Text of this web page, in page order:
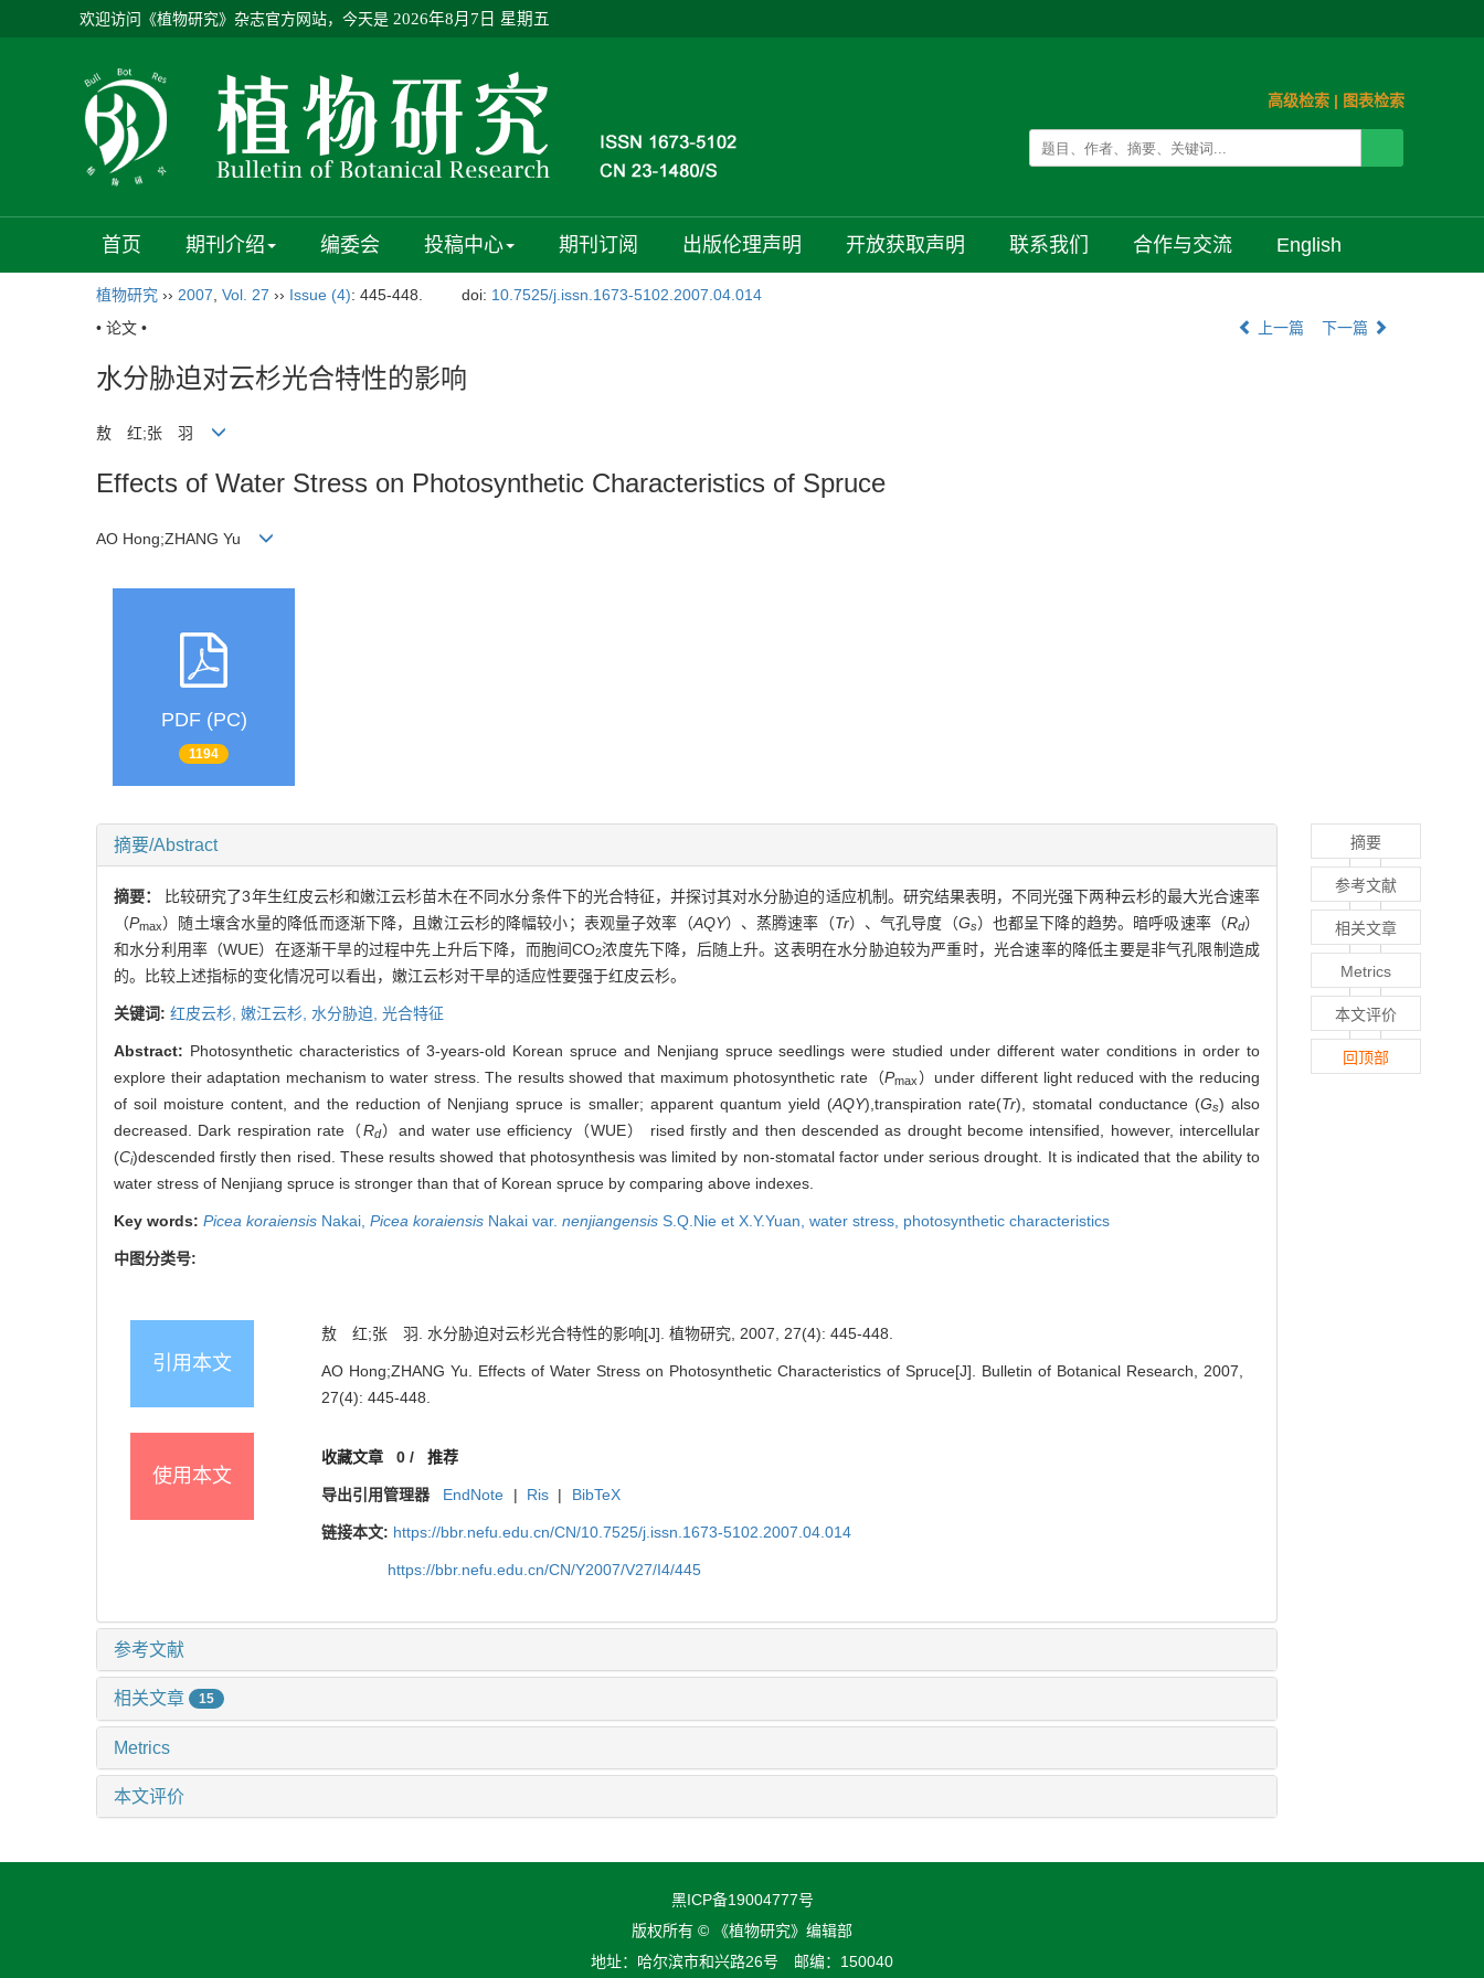
欢迎访问《植物研究》杂志官方网站，今天是 2026年8月7日 星期五
高级检索 | 图表检索
首页 期刊介绍 编委会 投稿中心 期刊订阅 出版伦理声明 开放获取声明 联系我们 合作与交流 English
植物研究 ›› 2007 Vol. 27 ›› Issue (4): 445-448. doi: 10.7525/j.issn.1673-5102.2007.04.014
• 论文 •
上一篇 下一篇
水分胁迫对云杉光合特性的影响
敖 红;张 羽
Effects of Water Stress on Photosynthetic Characteristics of Spruce
AO Hong;ZHANG Yu
PDF (PC)
1194
摘要/Abstract
摘要：
比较研究了3年生红皮云杉和嫩江云杉苗木在不同水分条件下的光合特征，并探讨其对水分胁迫的适应机制。研究结果表明，不同光强下两种云杉的最大光合速率
（Pmax）随土壤含水量的降低而逐渐下降，且嫩江云杉的降幅较小；表观量子效率（AQY）、蒸腾速率（Tr）、气孔导度（Gs）也都呈下降的趋势。暗呼吸速率（Rd）
和水分利用率（WUE）在逐渐干旱的过程中先上升后下降，而胞间CO2浓度先下降，后随上升。这表明在水分胁迫较为严重时，光合速率的降低主要是非气孔限制造成
的。比较上述指标的变化情况可以看出，嫩江云杉对干旱的适应性要强于红皮云杉。
关键词: 红皮云杉, 嫩江云杉, 水分胁迫, 光合特征
Abstract: Photosynthetic characteristics of 3-years-old Korean spruce and Nenjiang spruce seedlings were studied under different water conditions in order to
explore their adaptation mechanism to water stress. The results showed that maximum photosynthetic rate（Pmax ）under different light reduced with the reducing
of soil moisture content, and the reduction of Nenjiang spruce is smaller; apparent quantum yield (AQY),transpiration rate(Tr), stomatal conductance (Gs) also
decreased. Dark respiration rate（Rd）and water use efficiency（WUE） rised firstly and then descended as drought become intensified, however, intercellular
(Ci)descended firstly then rised. These results showed that photosynthesis was limited by non-stomatal factor under serious drought. It is indicated that the ability to
water stress of Nenjiang spruce is stronger than that of Korean spruce by comparing above indexes.
Key words: Picea koraiensis Nakai, Picea koraiensis Nakai var. nenjiangensis S.Q.Nie et X.Y.Yuan, water stress, photosynthetic characteristics
中图分类号:
引用本文
敖 红;张 羽. 水分胁迫对云杉光合特性的影响[J]. 植物研究, 2007, 27(4): 445-448.
AO Hong;ZHANG Yu. Effects of Water Stress on Photosynthetic Characteristics of Spruce[J]. Bulletin of Botanical Research, 2007,
27(4): 445-448.
使用本文
收藏文章 0 /推荐
导出引用管理器 EndNote | Ris | BibTeX
链接本文: https://bbr.nefu.edu.cn/CN/10.7525/j.issn.1673-5102.2007.04.014
https://bbr.nefu.edu.cn/CN/Y2007/V27/I4/445
参考文献
相关文章 15
Metrics
本文评价
摘要
参考文献
相关文章
Metrics
本文评价
回顶部
黑ICP备19004777号
版权所有 © 《植物研究》编辑部
地址：哈尔滨市和兴路26号 邮编：150040